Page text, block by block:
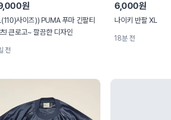
원
사이즈)) PUMA 푸마 긴팔티
! 큰로고~ 깔끔한 디자인
전
6,000원
나이키 반팔 XL
18분 전